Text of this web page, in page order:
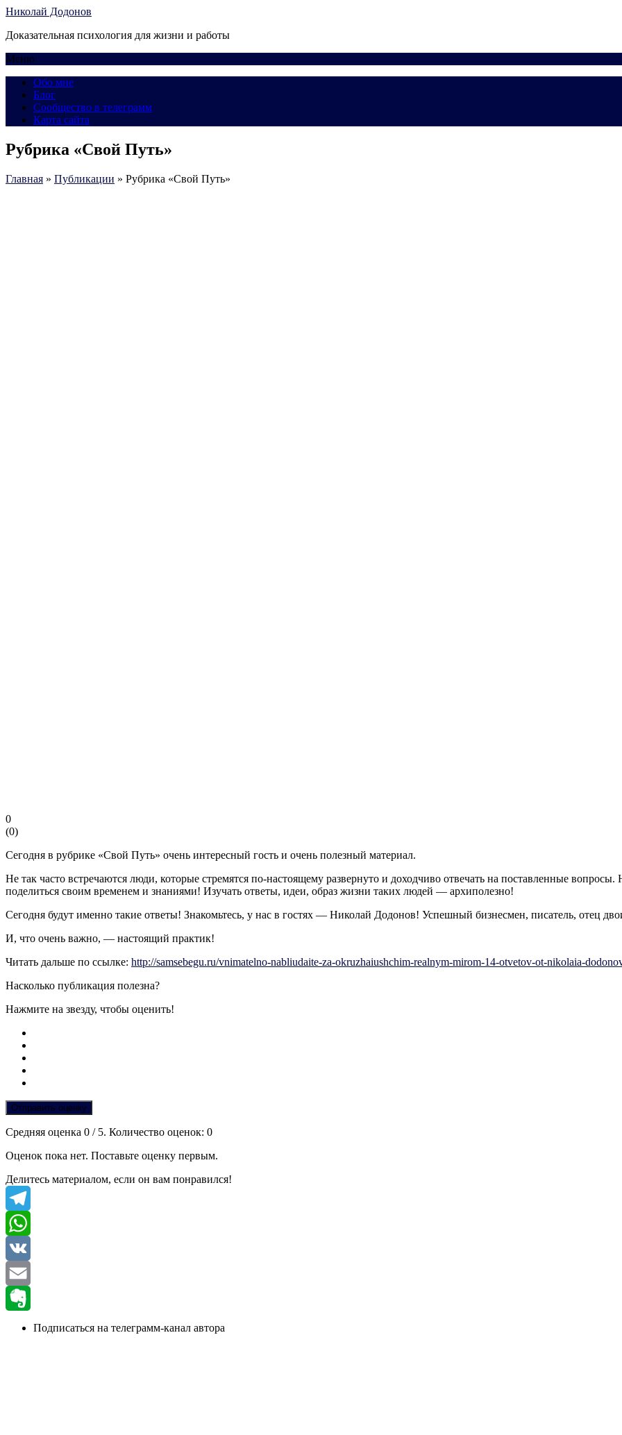
Николай Додонов
Доказательная психология для жизни и работы
Меню
Обо мне
Блог
Сообщество в телеграмм
Карта сайта
Рубрика «Свой Путь»
Главная » Публикации » Рубрика «Свой Путь»
0
(0)
Сегодня в рубрике «Свой Путь» очень интересный гость и очень полезный материал.
Не так часто встречаются люди, которые стремятся по-настоящему развернуто и доходчиво отвечать на поставленные
поделиться своим временем и знаниями! Изучать ответы, идеи, образ жизни таких людей — архиполезно!
Сегодня будут именно такие ответы! Знакомьтесь, у нас в гостях — Николай Додонов! Успешный бизнесмен, писатель, отец
И, что очень важно, — настоящий практик!
Читать дальше по ссылке: http://samsebegu.ru/vnimatelno-nabliudaite-za-okruzhaiushchim-realnym-mirom-14-otvetov-ot-nikolaia-
Насколько публикация полезна?
Нажмите на звезду, чтобы оценить!
Отправить оценку
Средняя оценка 0 / 5. Количество оценок: 0
Оценок пока нет. Поставьте оценку первым.
Делитесь материалом, если он вам понравился!
Telegram
WhatsApp
VK
Email
EvernoteПодписаться на телеграмм-канал автора